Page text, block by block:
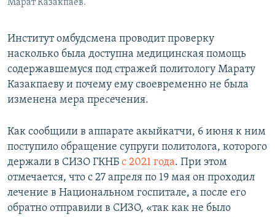
Марат Казакпаев.
Институт омбудсмена проводит проверку
насколько была доступна медицинская помощь
содержавшемуся под стражей политологу Марату
Казакпаеву и почему ему своевременно не была
изменена мера пресечения.
Как сообщили в аппарате акыйкатчи, 6 июня к ним
поступило обращение супруги политолога, которого
держали в СИЗО ГКНБ с 2021 года. При этом
отмечается, что с 27 апреля по 19 мая он проходил
лечение в Национальном госпитале, а после его
обратно отправили в СИЗО, «так как не было